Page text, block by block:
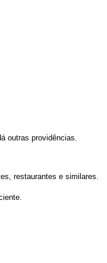
outras providências.
restaurantes e similares.